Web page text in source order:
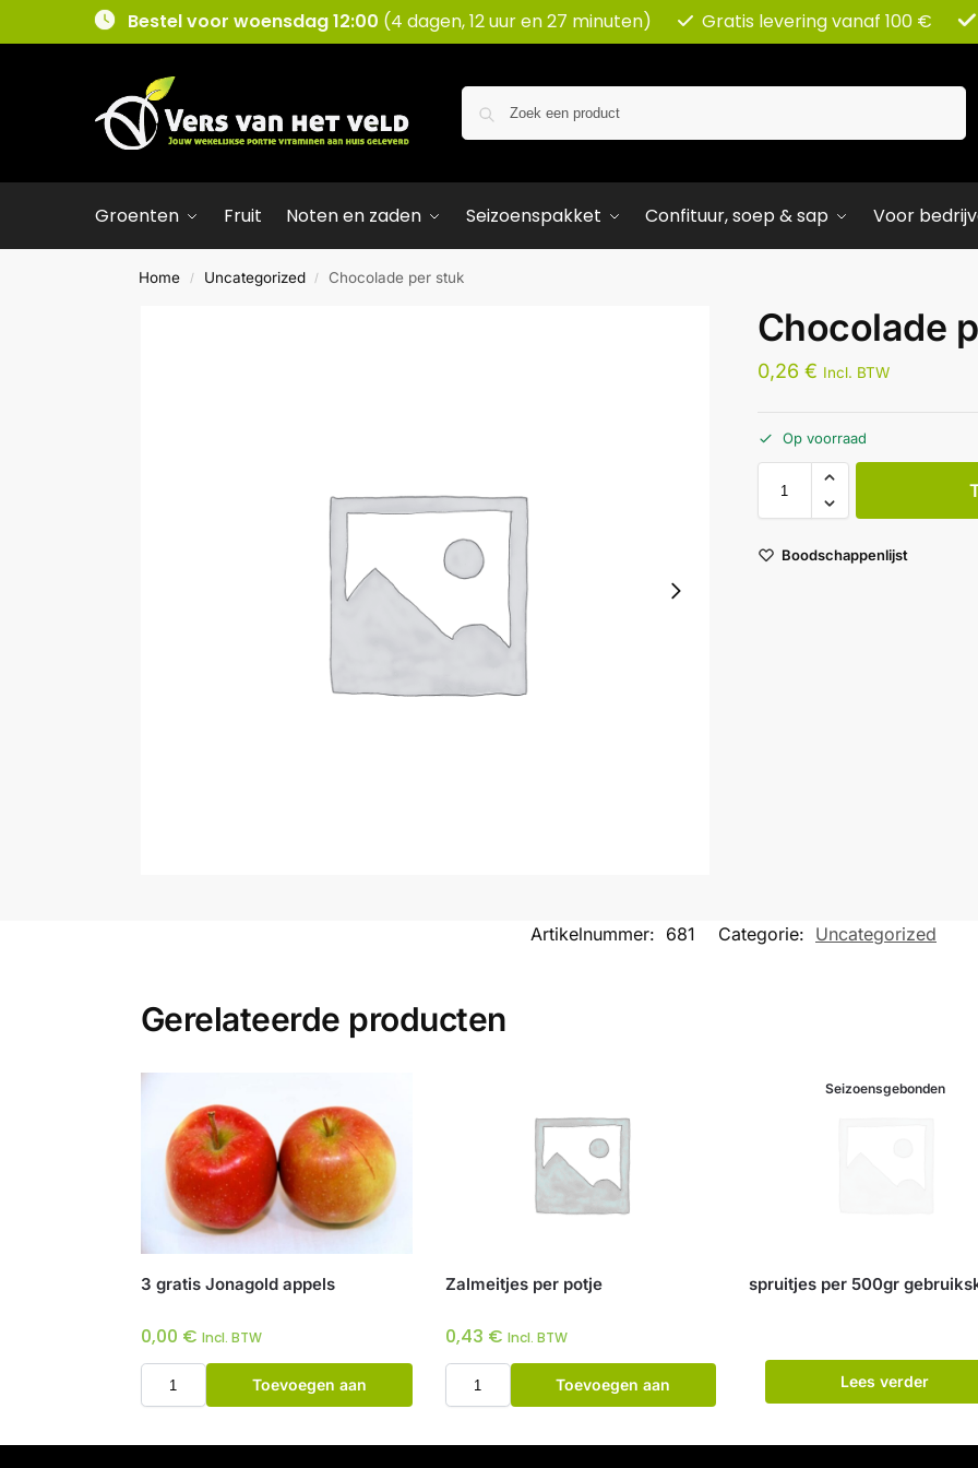
Bestel voor woensdag 12:00 (4 dagen, 12 uur en 27 minuten) Gratis levering vanaf 100 €
Groenten Fruit Noten en zaden Seizoenspakket Confituur, soep & sap Voor
Home / Uncategorized / Chocolade per stuk
Chocolade
0,26 € Incl. BTW
Op voorraad
Boodschappenlijst
Artikelnummer: 681 Categorie: Uncategorized
Gerelateerde producten
3 gratis Jonagold appels
0,00 € Incl. BTW
Toevoegen aan
Zalmeitjes per potje
0,43 € Incl. BTW
Toevoegen aan
Seizoensgebonden
spruitjes per 500gr
Lees verder